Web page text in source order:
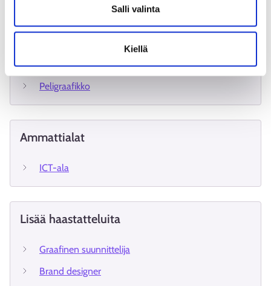
Salli valinta
Kiellä
kuitenkaan korvaa ihmistä.
Peligraafikko
Ammattialat
ICT-ala
Lisää haastatteluita
Graafinen suunnittelija
Brand designer